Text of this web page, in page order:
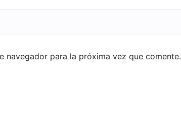
navegador para la próxima vez que comente.